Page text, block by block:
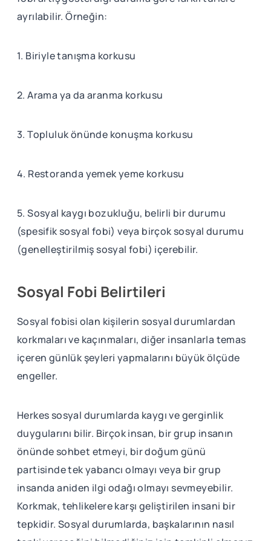
ayrılabilir. Örneğin:
1. Biriyle tanışma korkusu
2. Arama ya da aranma korkusu
3. Topluluk önünde konuşma korkusu
4. Restoranda yemek yeme korkusu
5. Sosyal kaygı bozukluğu, belirli bir durumu
(spesifik sosyal fobi) veya birçok sosyal durumu
(genelleştirilmiş sosyal fobi) içerebilir.
Sosyal Fobi Belirtileri
Sosyal fobisi olan kişilerin sosyal durumlardan
korkmaları ve kaçınmaları, diğer insanlarla temas
içeren günlük şeyleri yapmalarını büyük ölçüde
engeller.
Herkes sosyal durumlarda kaygı ve gerginlik
duygularını bilir. Birçok insan, bir grup insanın
önünde sohbet etmeyi, bir doğum günü
partisinde tek yabancı olmayı veya bir grup
insanda aniden ilgi odağı olmayı sevmeyebilir.
Korkmak, tehlikelere karşı geliştirilen insani bir
tepkidir. Sosyal durumlarda, başkalarının nasıl